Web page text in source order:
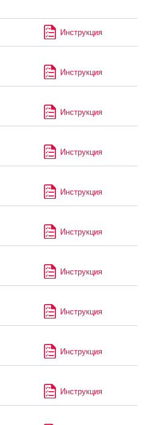
Инструкция
Инструкция
Инструкция
Инструкция
Инструкция
Инструкция
Инструкция
Инструкция
Инструкция
Инструкция